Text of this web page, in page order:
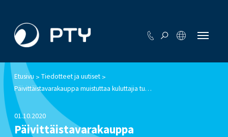
Etusivu > Tiedotteet ja uutiset >
Päivittäistavarakauppa muistuttaa kuluttajia turvallisesta asioinnista
01.10.2020
Päivittäistavarakauppa